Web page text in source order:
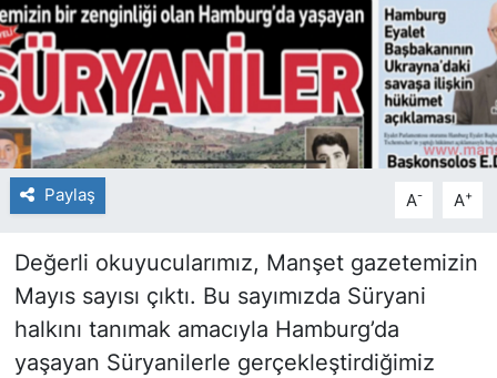
Paylaş A- A+
Değerli okuyucularımız, Manşet gazetemizin
Mayıs sayısı çıktı. Bu sayımızda Süryani
halkını tanımak amacıyla Hamburg’da
yaşayan Süryanilerle gerçekleştirdiğimiz